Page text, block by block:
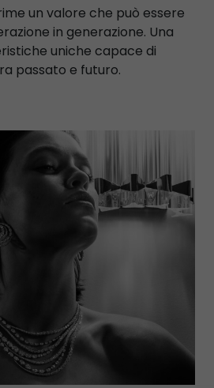
un valore che può essere
in generazione. Una
uniche capace di
passato e futuro.